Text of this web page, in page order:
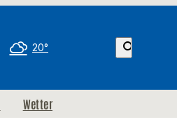
20° search
Wetter